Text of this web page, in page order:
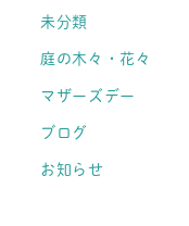
未分類
庭の木々・花々
マザーズデー
ブログ
お知らせ